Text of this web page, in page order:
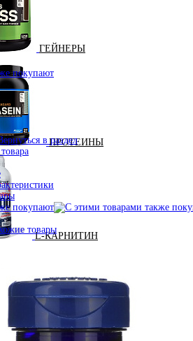
ГЕЙНЕРЫ
ПРОТЕИНЫ
L-КАРНИТИН
АНАБОЛИЧЕСКИЕ
покупают
покупают